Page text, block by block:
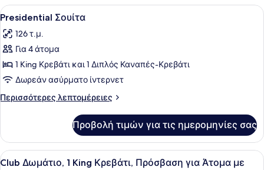
Προβολή
όλων
των
φωτογραφιών
για
Presidential
Σουίτα
Presidential Σουίτα |
7
Presidential Σουίτα
126 τ.μ.
Για 4 άτομα
1 King Κρεβάτι και 1 Διπλός Καναπές-Κρεβάτι
Δωρεάν ασύρματο ίντερνετ
Περισσότερες λεπτομέρειες
Περισσότερες
Σουίτα
Προβολή τιμών για τις ημερομηνίες σας
Προβολή
Κλινοσκεπάσματα υψηλής
5
Club Δωμάτιο, 1 King Κρεβάτι, Πρόσβαση για Άτομα με